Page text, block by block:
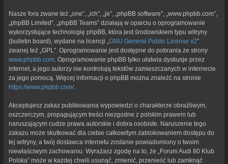
Nasze fora zwane też „one”, „ich”, „je”, „phpBB software”, „www.phpbb.com”,
„phpBB Limited”, „phpBB Teams” działają w oparciu o oprogramowanie
wykorzystujące technologię phpBB, która jest środowiskiem typu witryny
(bulletin board), wydane na licencji „GNU General Public License v2”
zwanej też „GPL”. Oprogramowanie jest dostępne do pobrania ze strony
www.phpbb.com. Oprogramowanie phpBB tylko ułatwia dyskusje przez
internet, a jego autorzy nie kontrolują tekstów zamieszczanych w internecie
za jego pomocą. Więcej informacji o phpBB można znaleźć na stronie
https://www.phpbb.com/.
Akceptujesz zakaz publikowania wypowiedzi o charakterze obraźliwym,
oszczerczym, propagującym treści niezgodne z polskim prawem lub
naruszającym cudze prawa autorskie i dobra osobiste. Naruszenie tego
zakazu może skutkować dla ciebie całkowitym zablokowaniem dostępu do
tej witryny, a twój dostawca internetu zostanie powiadomiony o twoim
niewłaściwym zachowaniu. Wyrażasz zgodę na to, że „Forum Audi 80 Klub
Polska” może w każdej chwili usunąć, zmienić, przenieść lub zamknąć